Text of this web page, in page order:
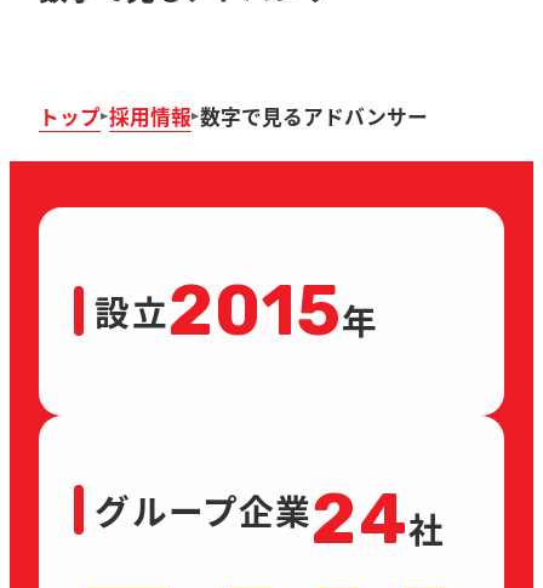
トップ 採用情報 数字で見るアドバンサー
設立2015年
グループ企業24社